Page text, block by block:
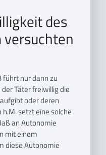
des
führt nur dann zu
Täter freiwillig die
oder deren
setzt eine solche
an Autonomie
mit einem
diese Autonomie